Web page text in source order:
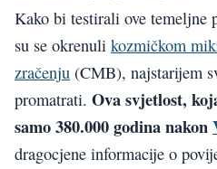
Kako bi testirali ove temeljne
su se okrenuli kozmičkom
zračenju (CMB), najstarijem
promatrati. Ova svjetlost,
samo 380.000 godina nakon
dragocjene informacije o